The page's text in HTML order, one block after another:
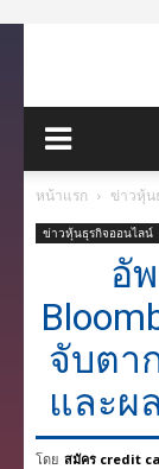
หน้าแรก ข่าวหุ้น
ข่าวหุ้นธุรกิจออนไลน์
อั
จับตา
และผ
โดย สมัคร credit